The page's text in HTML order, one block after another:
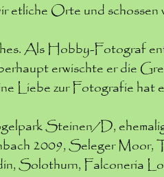
etliche Orte und
Als Hobby-Fotograf
erwischte er die
Liebe zur Fotografie hat
Steinen/D,
2009, Seleger Moor,
Solothurn, Falconeria